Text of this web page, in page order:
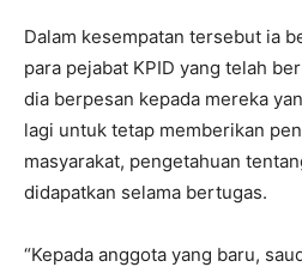
Dalam kesempatan tersebut ia
para pejabat KPID yang telah
dia berpesan kepada mereka
lagi untuk tetap memberikan
masyarakat, pengetahuan
didapatkan selama bertugas.
“Kepada anggota yang baru,